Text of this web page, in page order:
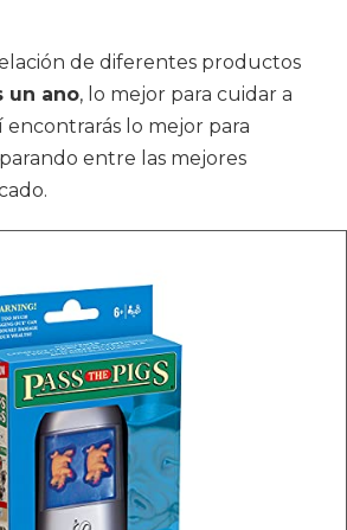
de diferentes productos
un ano, lo mejor para cuidar a
lo mejor para
entre las mejores